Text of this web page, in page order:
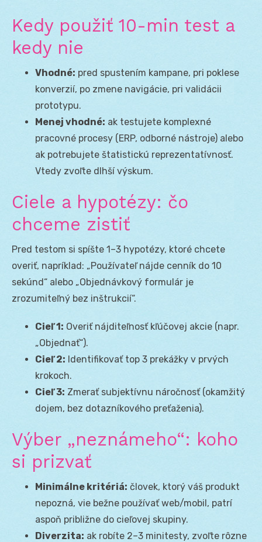
Kedy použiť 10-min test a
kedy nie
Vhodné: pred spustením kampane, pri poklese
konverzií, po zmene navigácie, pri validácii
prototypu.
Menej vhodné: ak testujete komplexné
pracovné procesy (ERP, odborné nástroje) alebo
ak potrebujete štatistickú reprezentatívnosť.
Vtedy zvoľte dlhší výskum.
Ciele a hypotézy: čo
chceme zistiť
Pred testom si spíšte 1–3 hypotézy, ktoré chcete
overiť, napríklad: „Používateľ nájde cenník do 10
sekúnd“ alebo „Objednávkový formulár je
zrozumiteľný bez inštrukcií“.
Cieľ 1: Overiť nájditeľnosť kľúčovej akcie (napr.
„Objednať“).
Cieľ 2: Identifikovať top 3 prekážky v prvých
krokoch.
Cieľ 3: Zmerať subjektívnu náročnosť (okamžitý
dojem, bez dotazníkového preťaženia).
Výber „neznámeho“: koho
si prizvať
Minimálne kritériá: človek, ktorý váš produkt
nepozná, vie bežne používať web/mobil, patrí
aspoň približne do cieľovej skupiny.
Diverzita: ak robíte 2–3 minitesty, zvoľte rôzne